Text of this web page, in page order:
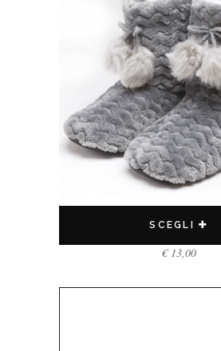
SCEGLI
€13,00